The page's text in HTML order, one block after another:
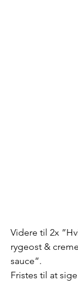
Videre til 2x
rygeost &
sauce”.
Fristes til at